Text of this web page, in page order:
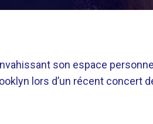
son espace
lors d’un récent concert